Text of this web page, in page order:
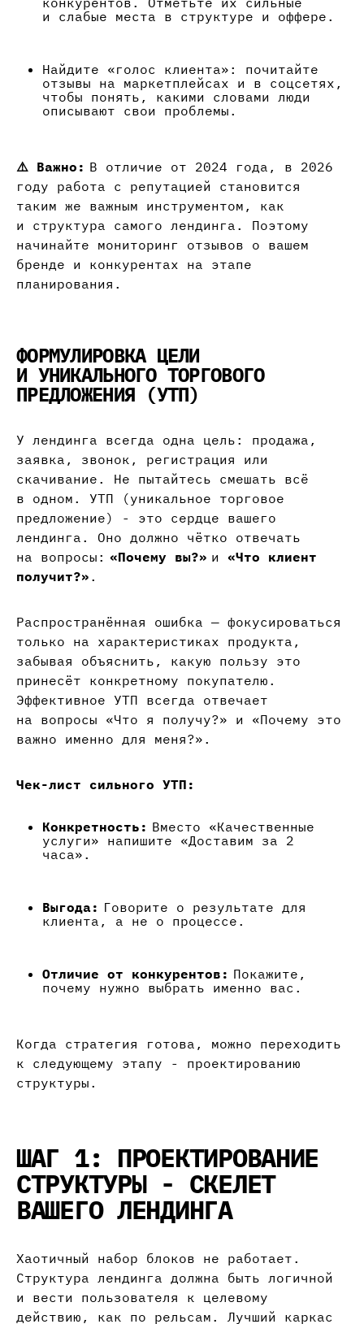
и слабые места в структуре и оффере.
Найдите «голос клиента»: почитайте
отзывы на маркетплейсах и в соцсетях,
чтобы понять, какими словами люди
описывают свои проблемы.
⚠️ Важно: В отличие от 2024 года, в 2026
году работа с репутацией становится
таким же важным инструментом, как
и структура самого лендинга. Поэтому
начинайте мониторинг отзывов о вашем
бренде и конкурентах на этапе
планирования.
ФОРМУЛИРОВКА ЦЕЛИ
И УНИКАЛЬНОГО ТОРГОВОГО
ПРЕДЛОЖЕНИЯ (УТП)
У лендинга всегда одна цель: продажа,
заявка, звонок, регистрация или
скачивание. Не пытайтесь смешать всё
в одном. УТП (уникальное торговое
предложение) - это сердце вашего
лендинга. Оно должно чётко отвечать
на вопросы: «Почему вы?» и «Что клиент
получит?» .
Распространённая ошибка — фокусироваться
только на характеристиках продукта,
забывая объяснить, какую пользу это
принесёт конкретному покупателю.
Эффективное УТП всегда отвечает
на вопросы «Что я получу?» и «Почему это
важно именно для меня?».
Чек-лист сильного УТП:
Конкретность: Вместо «Качественные
услуги» напишите «Доставим за 2
часа».
Выгода: Говорите о результате для
клиента, а не о процессе.
Отличие от конкурентов: Покажите,
почему нужно выбрать именно вас.
Когда стратегия готова, можно переходить
к следующему этапу - проектированию
структуры.
ШАГ 1: ПРОЕКТИРОВАНИЕ
СТРУКТУРЫ - СКЕЛЕТ
ВАШЕГО ЛЕНДИНГА
Хаотичный набор блоков не работает.
Структура лендинга должна быть логичной
и вести пользователя к целевому
действию, как по рельсам. Лучший каркас